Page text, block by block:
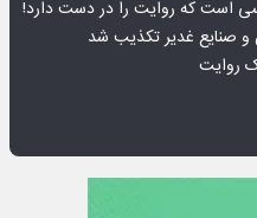
است که روایت را در دست دارد!
صنایع غدیر تکذیب شد
روایت